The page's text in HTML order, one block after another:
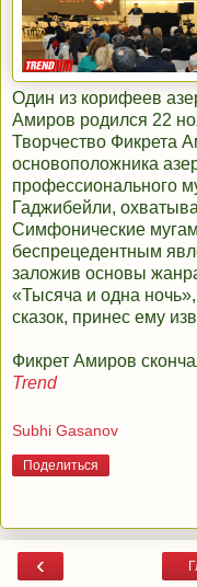
Один из корифеев
Амиров родился 22
Творчество Фикрета
основоположника
профессионального
Гаджибейли,
Симфонические
беспрецедентным
заложив основы
«Тысяча и одна
сказок, принес ему
Фикрет Амиров
Trend
Subhi Gasanov
Поделиться
‹